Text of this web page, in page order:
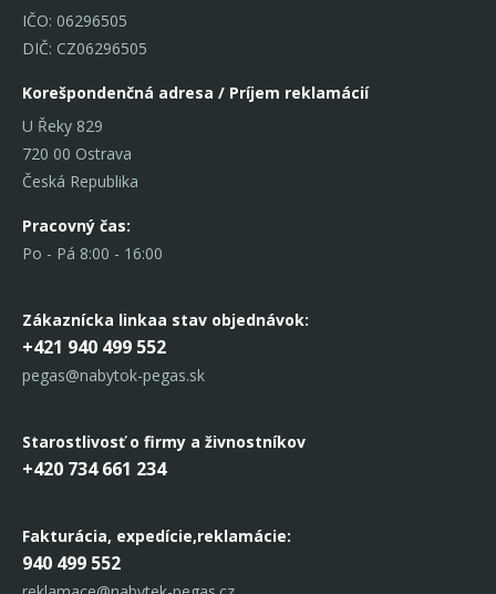
IČO: 06296505
DIČ: CZ06296505
Korešpondenčná adresa / Príjem reklamácií
U Řeky 829
720 00 Ostrava
Česká Republika
Pracovný čas:
Po - Pá 8:00 - 16:00
Zákaznícka linkaa stav objednávok:
+421 940 499 552
pegas@nabytok-pegas.sk
Starostlivosť o firmy a živnostníkov
+420 734 661 234
Fakturácia, expedície,reklamácie:
940 499 552